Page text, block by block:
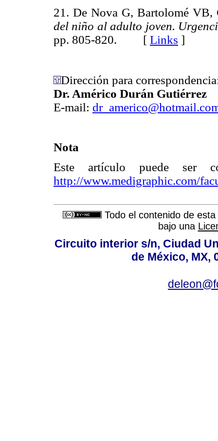
21. De Nova G, Bartolomé VB,
del niño al adulto joven.
pp. 805-820. [ Links ]
Dirección para
Dr. Américo Durán Gutiérrez
E-mail:
Nota
Este artículo puede ser
http://www.medigraphic.com/
Todo el contenido de
bajo una
Circuito interior s/n, Ciudad
de México, MX,